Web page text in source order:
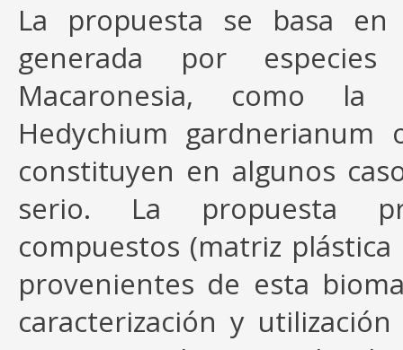
La propuesta se basa
generada por
Macaronesia, como la
Hedychium
constituyen en algunos
serio. La propuesta
compuestos (matriz
provenientes de esta
caracterización y